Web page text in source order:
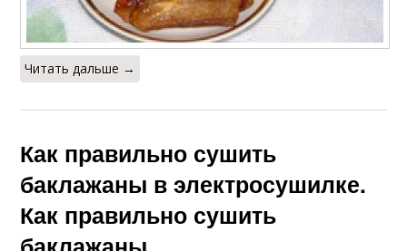
Читать дальше →
Как правильно сушить
баклажаны в электросушилке.
Как правильно сушить